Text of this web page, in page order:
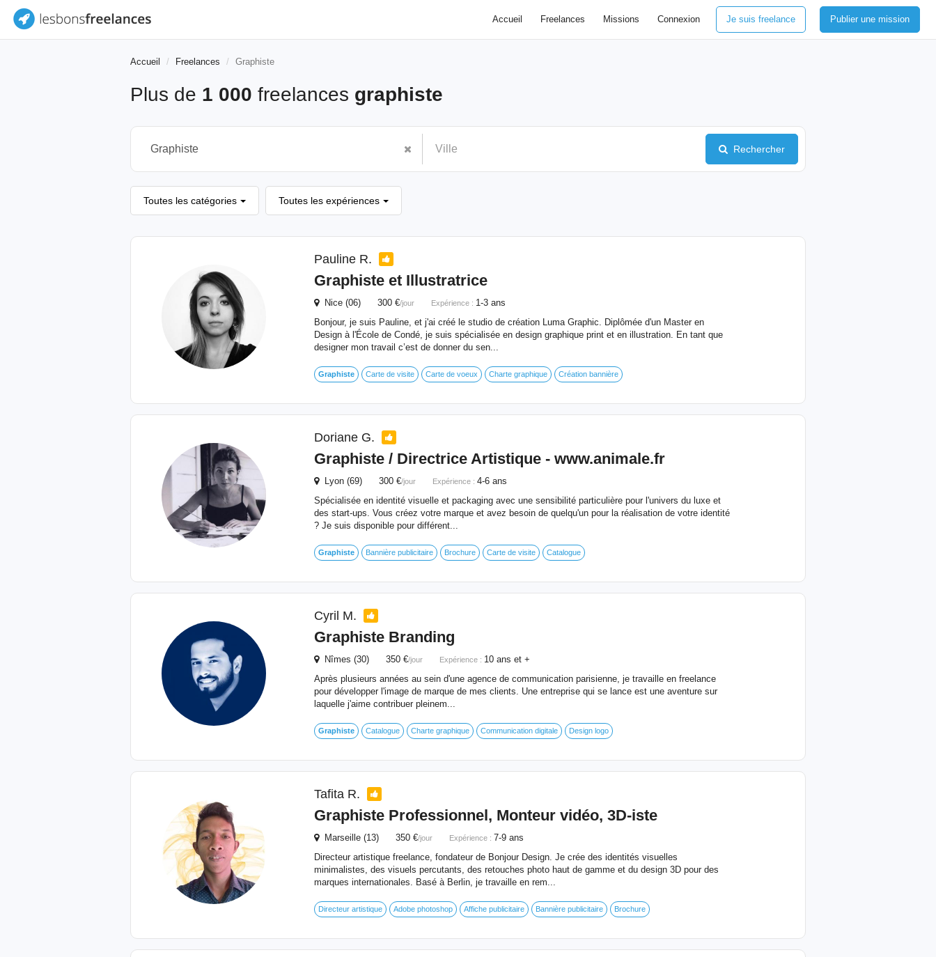
Accueil Freelances Missions Connexion Je suis freelance Publier une mission
Accueil Freelances Graphiste
Plus de 1 000 freelances graphiste
Rechercher
Toutes les catégories Toutes les expériences
Pauline R.
Graphisteet Illustratrice
Nice (06) 300 €/jour Expérience : 1-3 ans
Bonjour, je suis Pauline, et j'ai créé le studio de création Luma Graphic. Diplômée d'un Master en
Design à l'École de Condé, je suis spécialisée en design graphique print et en illustration. En tant que
designer mon travail c’est de donner du sen...
Graphiste Carte de visite Carte de voeux Charte graphique Création bannière
Doriane G.
Graphiste/ Directrice Artistique - www.animale.fr
Lyon (69) 300 €/jour Expérience : 4-6 ans
Spécialisée en identité visuelle et packaging avec une sensibilité particulière pour l'univers du luxe et
des start-ups. Vous créez votre marque et avez besoin de quelqu'un pour la réalisation de votre identité
? Je suis disponible pour différent...
Graphiste Bannière publicitaire Brochure Carte de visite Catalogue
Cyril M.
GraphisteBranding
Nîmes (30) 350 €/jour Expérience : 10 ans et +
Après plusieurs années au sein d'une agence de communication parisienne, je travaille en freelance
pour développer l'image de marque de mes clients. Une entreprise qui se lance est une aventure sur
laquelle j'aime contribuer pleinem...
Graphiste Catalogue Charte graphique Communication digitale Design logo
Tafita R.
GraphisteProfessionnel, Monteur vidéo, 3D-iste
Marseille (13) 350 €/jour Expérience : 7-9 ans
Directeur artistique freelance, fondateur de Bonjour Design. Je crée des identités visuelles
minimalistes, des visuels percutants, des retouches photo haut de gamme et du design 3D pour des
marques internationales. Basé à Berlin, je travaille en rem...
Directeur artistique Adobe photoshop Affiche publicitaire Bannière publicitaire Brochure